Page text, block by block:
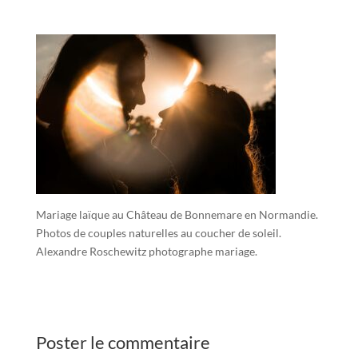
Mariage laïque au Château de Bonnemare en Normandie.
Photos de couples naturelles au coucher de soleil.
Alexandre Roschewitz photographe mariage.
Poster le commentaire